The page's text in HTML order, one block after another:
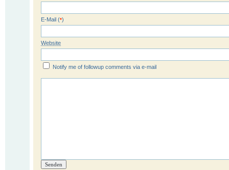
E-Mail (*)
Website
Notify me of followup comments via e-mail